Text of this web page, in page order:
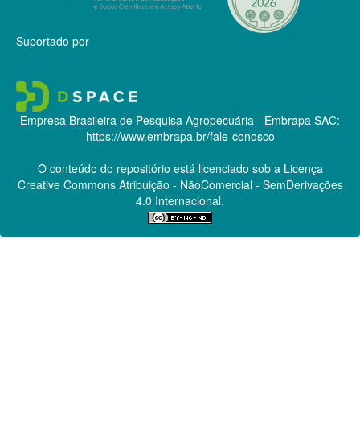
Suportado por
Empresa Brasileira de Pesquisa Agropecuária - Embrapa SAC:
https://www.embrapa.br/fale-conosco
O conteúdo do repositório está licenciado sob a Licença
Creative CommonsAtribuição - NãoComercial - SemDerivações
4.0 Internacional.